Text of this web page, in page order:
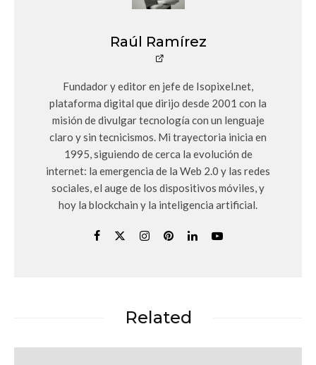
Raúl Ramírez
Fundador y editor en jefe de Isopixel.net,
plataforma digital que dirijo desde 2001 con la
misión de divulgar tecnología con un lenguaje
claro y sin tecnicismos. Mi trayectoria inicia en
1995, siguiendo de cerca la evolución de
internet: la emergencia de la Web 2.0 y las redes
sociales, el auge de los dispositivos móviles, y
hoy la blockchain y la inteligencia artificial.
Related